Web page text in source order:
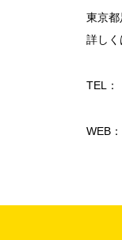
東京
詳しく
TEL
WEB：